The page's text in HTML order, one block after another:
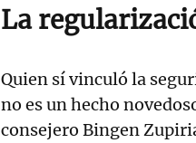
La
Quien sí vinculó la
no es un hecho
consejero Bingen